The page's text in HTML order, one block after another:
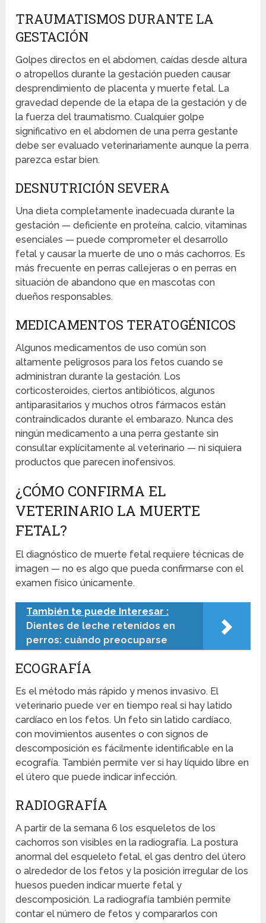
TRAUMATISMOS DURANTE LA
GESTACIÓN
Golpes directos en el abdomen, caídas desde altura
o atropellos durante la gestación pueden causar
desprendimiento de placenta y muerte fetal. La
gravedad depende de la etapa de la gestación y de
la fuerza del traumatismo. Cualquier golpe
significativo en el abdomen de una perra gestante
debe ser evaluado veterinariamente aunque la perra
parezca estar bien.
DESNUTRICIÓN SEVERA
Una dieta completamente inadecuada durante la
gestación — deficiente en proteína, calcio, vitaminas
esenciales — puede comprometer el desarrollo
fetal y causar la muerte de uno o más cachorros. Es
más frecuente en perras callejeras o en perras en
situación de abandono que en mascotas con
dueños responsables.
MEDICAMENTOS TERATOGÉNICOS
Algunos medicamentos de uso común son
altamente peligrosos para los fetos cuando se
administran durante la gestación. Los
corticosteroides, ciertos antibióticos, algunos
antiparasitarios y muchos otros fármacos están
contraindicados durante el embarazo. Nunca des
ningún medicamento a una perra gestante sin
consultar explícitamente al veterinario — ni siquiera
productos que parecen inofensivos.
¿CÓMO CONFIRMA EL
VETERINARIO LA MUERTE
FETAL?
El diagnóstico de muerte fetal requiere técnicas de
imagen — no es algo que pueda confirmarse con el
examen físico únicamente.
También te puede Interesar :
Dientes de leche retenidos en
perros: cuándo preocuparse
ECOGRAFÍA
Es el método más rápido y menos invasivo. El
veterinario puede ver en tiempo real si hay latido
cardíaco en los fetos. Un feto sin latido cardíaco,
con movimientos ausentes o con signos de
descomposición es fácilmente identificable en la
ecografía. También permite ver si hay líquido libre en
el útero que puede indicar infección.
RADIOGRAFÍA
A partir de la semana 6 los esqueletos de los
cachorros son visibles en la radiografía. La postura
anormal del esqueleto fetal, el gas dentro del útero
o alrededor de los fetos y la posición irregular de los
huesos pueden indicar muerte fetal y
descomposición. La radiografía también permite
contar el número de fetos y compararlos con